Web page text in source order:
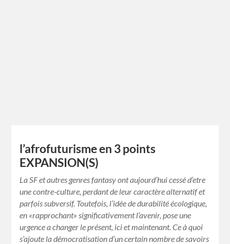
l’afrofuturisme en 3 points
EXPANSION(S)
La SF et autres genres fantasy ont aujourd’hui cessé d’etre
une contre-culture, perdant de leur caractère alternatif et
parfois subversif. Toutefois, l’idée de durabilité écologique,
en «rapprochant» significativement l’avenir, pose une
urgence a changer le présent, ici et maintenant. Ce à quoi
s’ajoute la démocratisation d’un certain nombre de savoirs